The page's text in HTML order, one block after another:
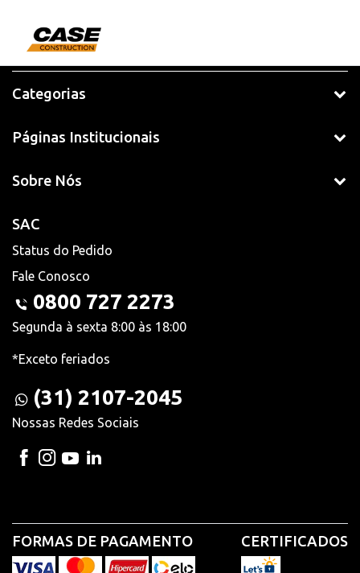
Categorias
Páginas Institucionais
Sobre Nós
SAC
Status do Pedido
Fale Conosco
0800 727 2273
Segunda à sexta 8:00 às 18:00
*Exceto feriados
(31) 2107-2045
Nossas Redes Sociais
FORMAS DE PAGAMENTO CERTIFICADOS